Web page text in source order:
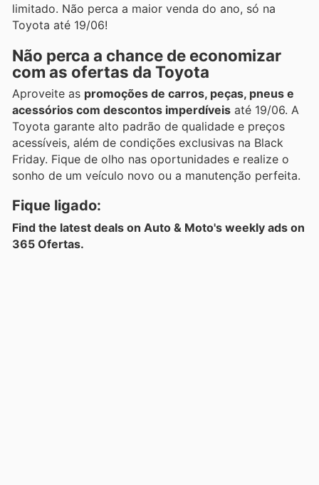
limitado. Não perca a maior venda do ano, só na
Toyota até 19/06!
Não perca a chance de economizar
com as ofertas da Toyota
Aproveite as promoções de carros, peças, pneus e
acessórios com descontos imperdíveis até 19/06. A
Toyota garante alto padrão de qualidade e preços
acessíveis, além de condições exclusivas na Black
Friday. Fique de olho nas oportunidades e realize o
sonho de um veículo novo ou a manutenção perfeita.
Fique ligado:
Find the latest deals on Auto & Moto's weekly ads on
365 Ofertas.